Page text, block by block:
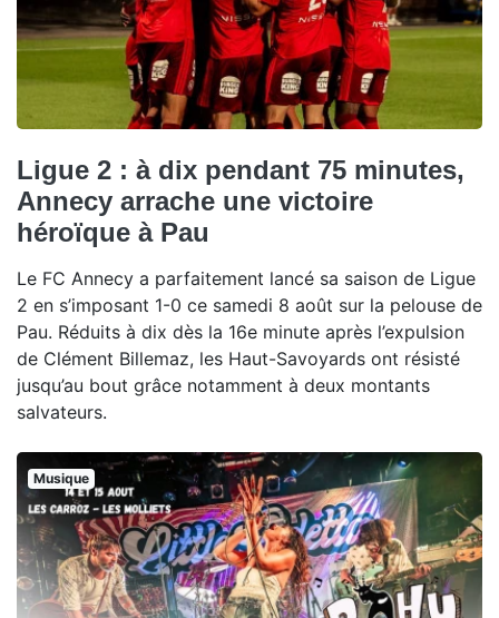
Ligue 2 : à dix pendant 75 minutes,
Annecy arrache une victoire
héroïque à Pau
Le FC Annecy a parfaitement lancé sa saison de Ligue
2 en s’imposant 1-0 ce samedi 8 août sur la pelouse de
Pau. Réduits à dix dès la 16e minute après l’expulsion
de Clément Billemaz, les Haut-Savoyards ont résisté
jusqu’au bout grâce notamment à deux montants
salvateurs.
Musique